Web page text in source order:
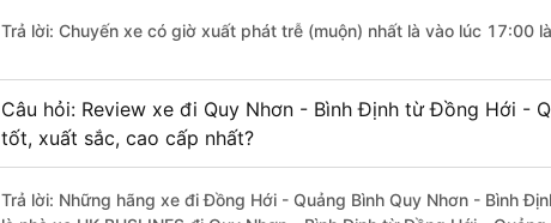
Trả lời: Chuyến xe có giờ xuất phát trễ (muộn) nhất là vào lúc 17:00
Câu hỏi: Review xe đi Quy Nhơn - Bình Định từ Đồng Hới -
tốt, xuất sắc, cao cấp nhất?
Trả lời: Những hãng xe đi Đồng Hới - Quảng Bình Quy Nhơn - Bình